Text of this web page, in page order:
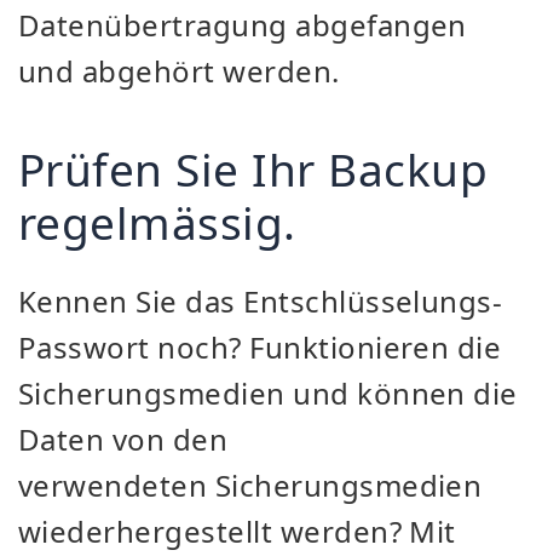
Datenübertragung abgefangen
und abgehört werden.
Prüfen Sie Ihr Backup
regelmässig.
Kennen Sie das Entschlüsselungs-
Passwort noch? Funktionieren die
Sicherungsmedien und können die
Daten von den
verwendeten Sicherungsmedien
wiederhergestellt werden? Mit